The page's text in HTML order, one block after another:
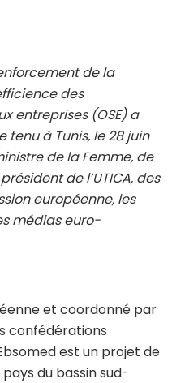
de la
des
entreprises (OSE) a
tenu à Tunis, le 28 juin
de la Femme, de
de l’UTICA, des
européenne, les
médias euro-
et coordonné par
confédérations
est un projet de
pays du bassin sud-